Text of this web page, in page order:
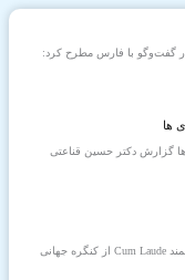
در گفت‌وگو با فارس مطرح کرد:
ها
ها گزارش دکتر حسین قناعتی
كسب جایزه در RSNA، کسب جایزه ارزشمند Cum Laude از کنگره جهانی